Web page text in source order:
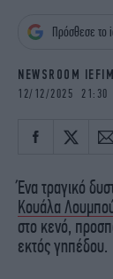
OSCARSΠρόσθεσε το
NEWSROOM
12/12/2025 21:30
Ένα τραγικό
Κουάλα
στο κενό,
εκτός γηπέδου.